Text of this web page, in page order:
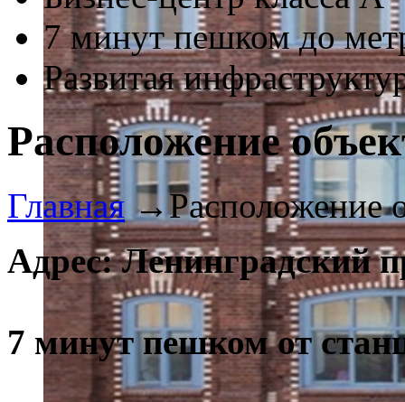
7 минут пешком до
Развитая
Расположение
Главная →Расположение
Адрес: Ленинградский
7 минут пешком от